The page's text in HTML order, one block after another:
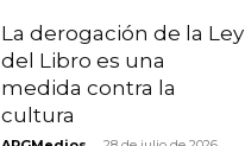
La derogación de la Ley
del Libro es una
medida contra la
cultura